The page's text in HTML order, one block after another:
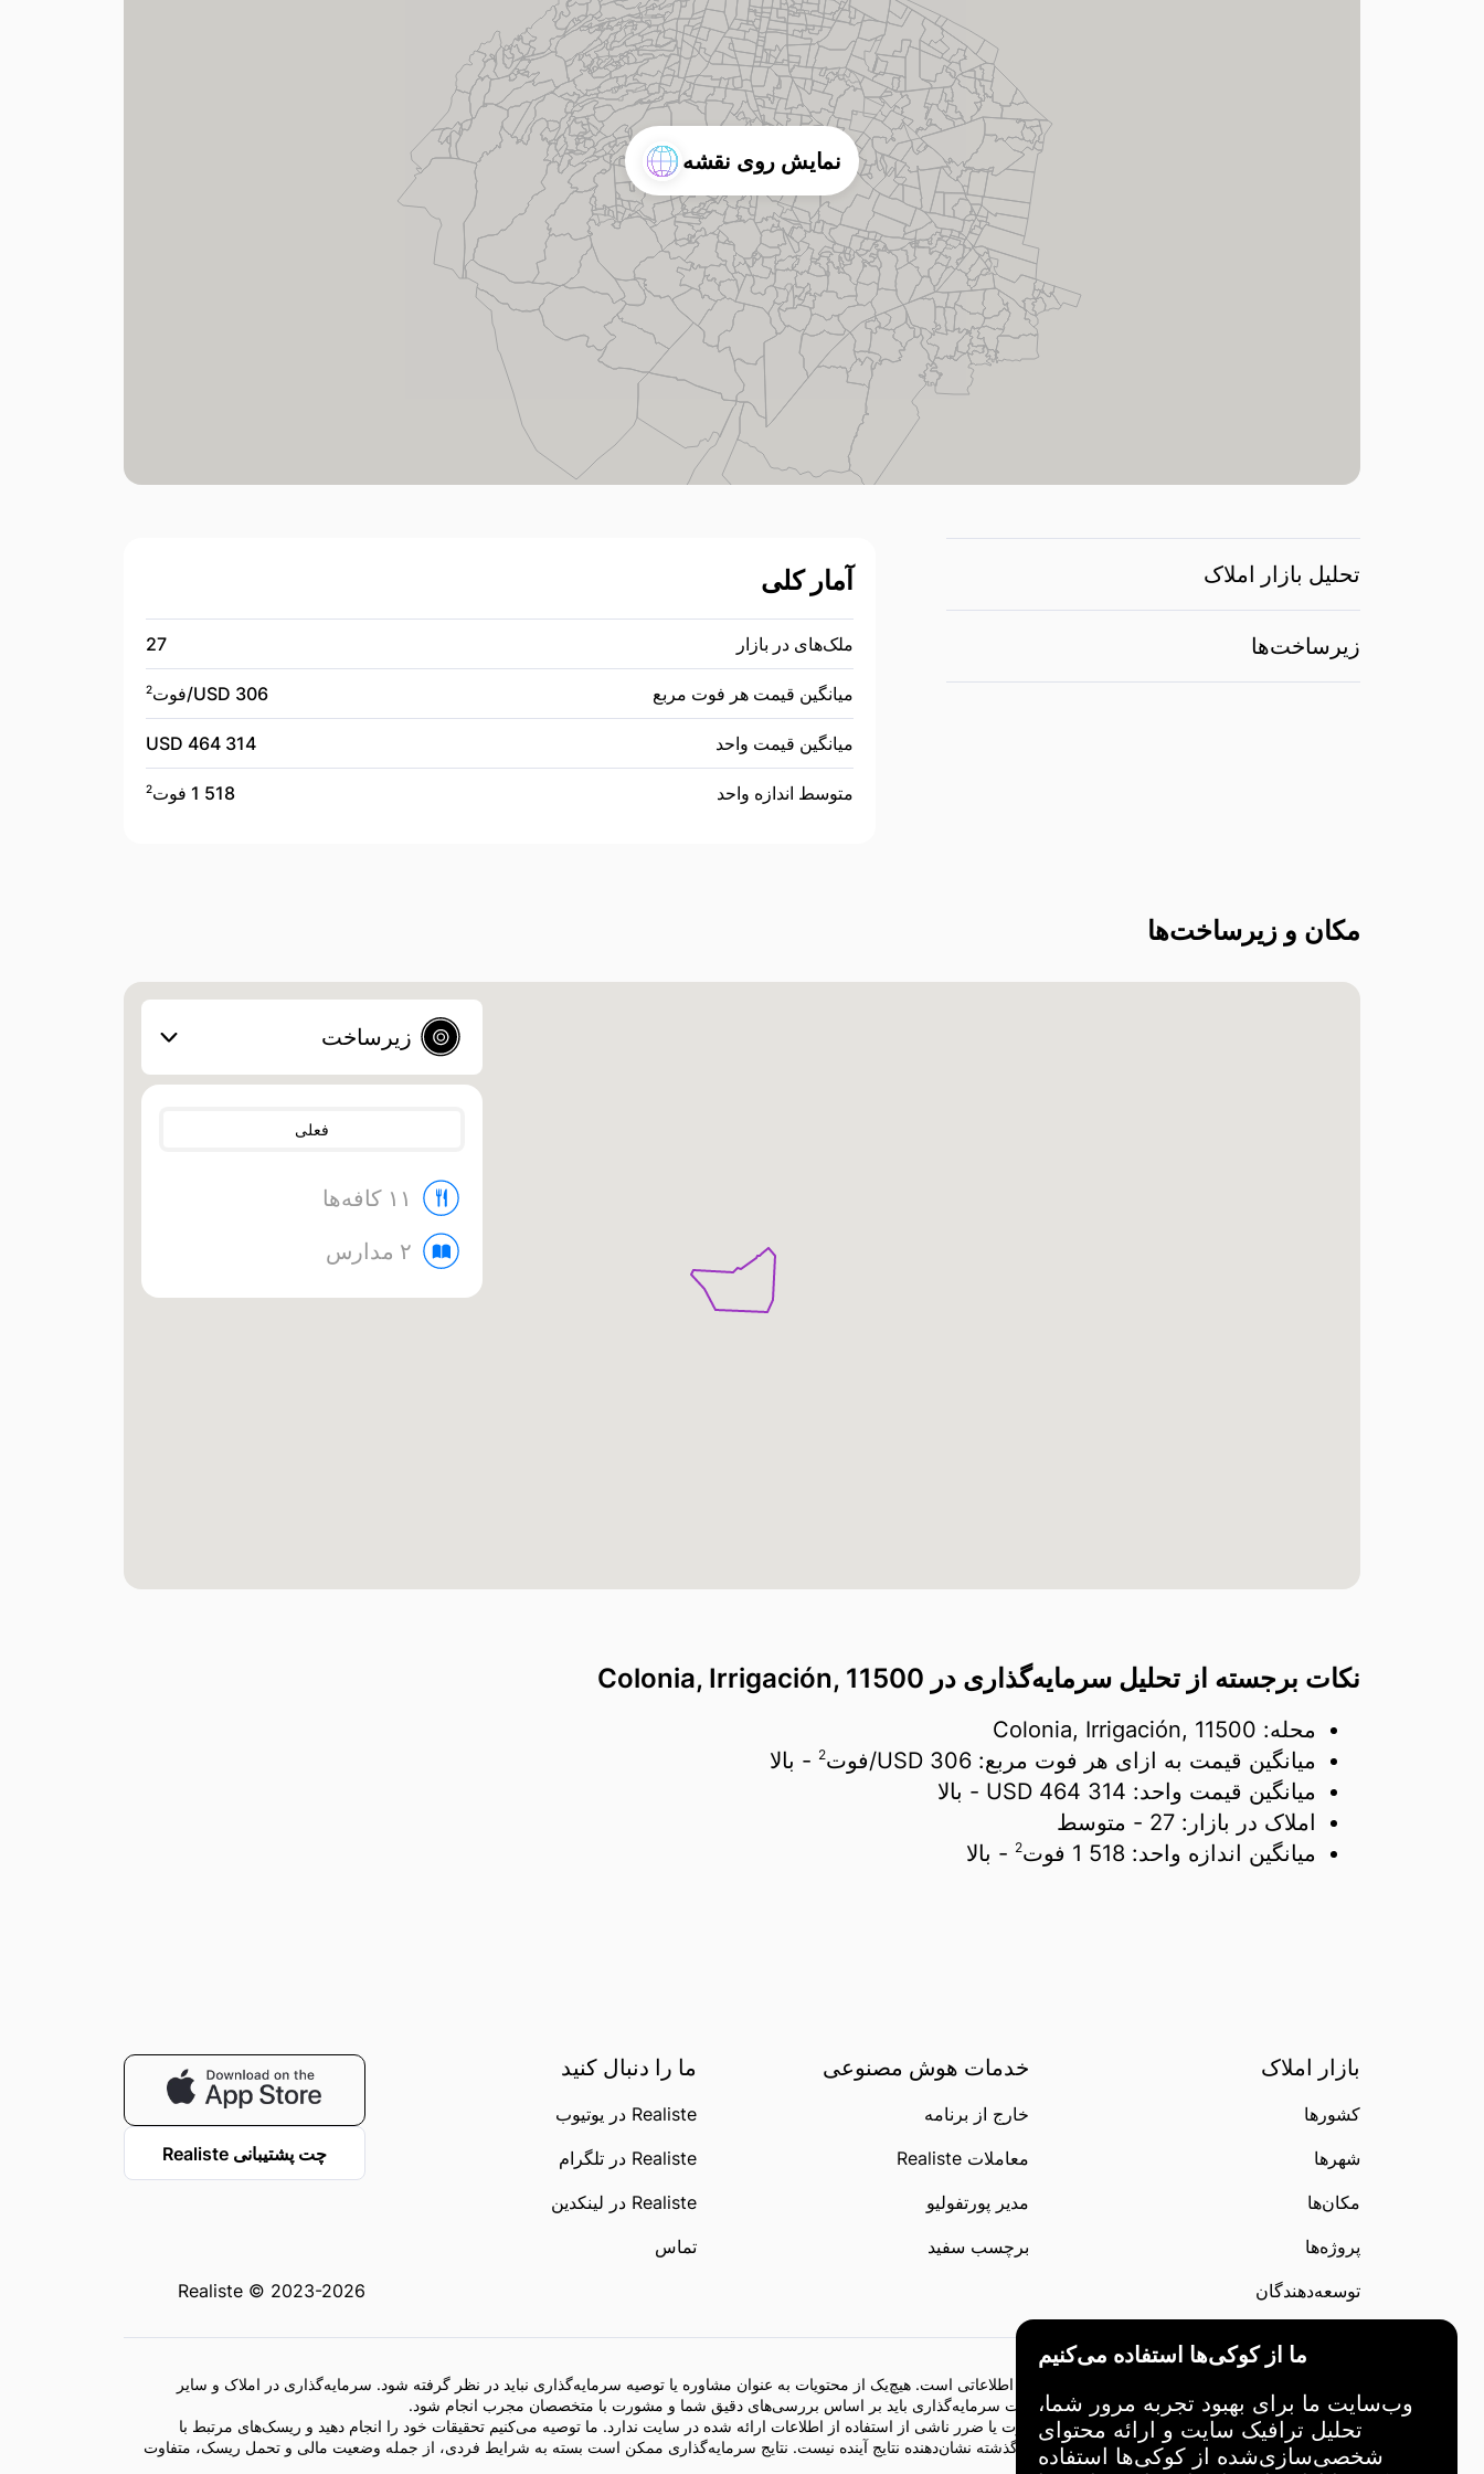
ما از کوکی‌ها استفاده می‌کنیم
وب‌سایت ما برای بهبود تجربه مرور شما،
تحلیل ترافیک سایت و ارائه محتوای
شخصی‌سازی‌شده از کوکی‌ها استفاده
نمایش روی نقشه
آمار کلی
ملک‌های در بازار 27
میانگین قیمت هر فوت مربع 306 USD/ فوت2
میانگین قیمت واحد 464 314 USD
متوسط اندازه واحد 1 518 فوت 2
تحلیل بازار املاک
زیرساخت‌ها
مکان و زیرساخت‌ها
زیرساخت
فعلی
۱۱ کافه‌ها
۲ مدارس
نکات برجسته از تحلیل سرمایه‌گذاری در Colonia, Irrigación, 11500
محله: Colonia, Irrigación, 11500
میانگین قیمت به ازای هر فوت مربع: 306 USD/ فوت2 - بالا
میانگین قیمت واحد: 464 314 USD
- بالا
املاک در بازار: 27 - متوسط
میانگین اندازه واحد: 1 518 فوت 2 - بالا
بازار املاک
کشورها
شهرها
مکان‌ها
پروژه‌ها
توسعه‌دهندگان
خدمات هوش مصنوعی
خارج از برنامه
معاملات Realiste
مدیر پورتفولیو
برچسب سفید
ما را دنبال کنید
Realiste در یوتیوب
Realiste در تلگرام
Realiste در لینکدین
تماس
چت پشتیبانی Realiste
Realiste © 2023-2026
اطلاعات ارائه شده در این وب‌سایت فقط برای اهداف اطلاعاتی است. هیچ‌یک از محتویات به عنوان مشاوره یا توصیه سرمایه‌گذاری نباید در نظر گرفته شود. سرمایه‌گذاری در املاک و سایر
دارایی‌های مالی با خطراتی همراه است و همه تصمیمات سرمایه‌گذاری باید بر اساس بررسی‌های دقیق شما و مشورت با متخصصان مجرب انجام شود.
مدیریت این وب‌سایت مسئولیتی در قبال هرگونه خسارت یا ضرر ناشی از استفاده از اطلاعات ارائه شده در سایت ندارد. ما توصیه می‌کنیم تحقیقات خود را انجام دهید و ریسک‌های مرتبط با
تصمیمات سرمایه‌گذاری را تحلیل کنید. عملکرد و نتایج گذشته نشان‌دهنده نتایج آینده نیست. نتایج سرمایه‌گذاری ممکن است بسته به شرایط فردی، از جمله وضعیت مالی و تحمل ریسک، متفاوت
باشد.